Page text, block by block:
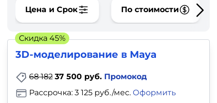
Цена и Срок По стоимости
3D-моделирование в Maya
68 182 37 500 руб. Промокод
Рассрочка: 3 125 руб./мес. Оформить
Скидка 45%
Видео,
фото,
аудио
Маркетинг
Иностранный